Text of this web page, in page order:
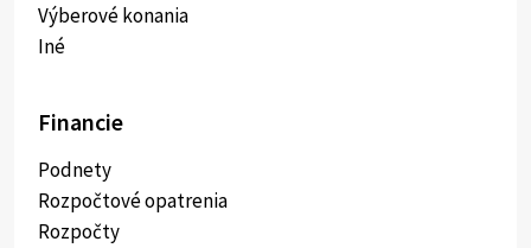
Výberové konania
Iné
Financie
Podnety
Rozpočtové opatrenia
Rozpočty